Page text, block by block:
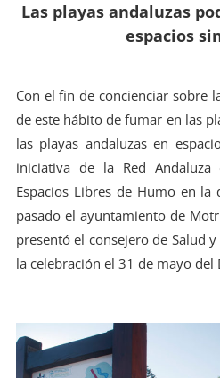
Las playas andaluzas
espacios
Con el fin de concienciar sobre
de este hábito de fumar en las
las playas andaluzas en
iniciativa de la Red Andaluza
Espacios Libres de Humo en
pasado el ayuntamiento de
presentó el consejero de Salud
la celebración el 31 de mayo del